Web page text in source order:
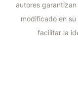
autores
modificado en
facilitar la